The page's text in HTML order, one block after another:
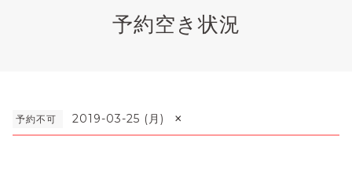
予約空き状況
予約不可 2019-03-25 (月) ×